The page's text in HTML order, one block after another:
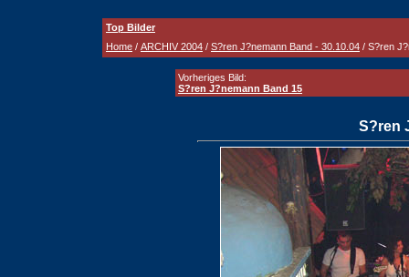
Top Bilder
Home / ARCHIV 2004 / S?ren J?nemann Band - 30.10.04 / S?ren
Vorheriges Bild:
S?ren J?nemann Band 15
S?ren